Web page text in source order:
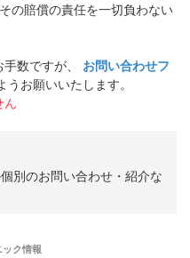
の賠償の責任を一切負わない
数ですが、
お問い合わせフ
お願いいたします。
ん
別のお問い合わせ・紹介な
ック情報